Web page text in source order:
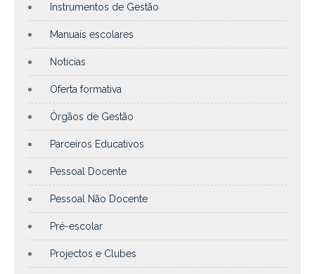
Instrumentos de Gestão
Manuais escolares
Notícias
Oferta formativa
Órgãos de Gestão
Parceiros Educativos
Pessoal Docente
Pessoal Não Docente
Pré-escolar
Projectos e Clubes